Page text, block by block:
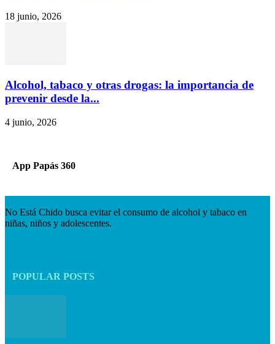
18 junio, 2026
Alcohol, tabaco y otras drogas: la importancia de
prevenir desde la...
4 junio, 2026
App Papás 360
No Está Chido busca evitar el consumo de alcohol y tabaco en
niñas, niños y adolescentes.
POPULAR POSTS